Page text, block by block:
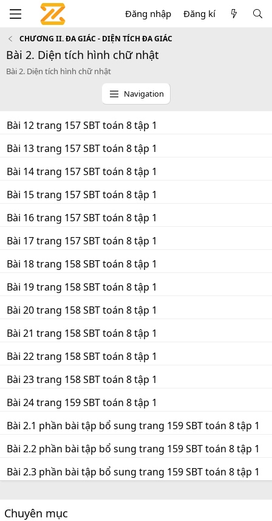
Đăng nhập Đăng kí
CHƯƠNG II. ĐA GIÁC - DIỆN TÍCH ĐA GIÁC
Bài 2. Diện tích hình chữ nhật
Bài 2. Diện tích hình chữ nhật
Navigation
Bài 12 trang 157 SBT toán 8 tập 1
Bài 13 trang 157 SBT toán 8 tập 1
Bài 14 trang 157 SBT toán 8 tập 1
Bài 15 trang 157 SBT toán 8 tập 1
Bài 16 trang 157 SBT toán 8 tập 1
Bài 17 trang 157 SBT toán 8 tập 1
Bài 18 trang 158 SBT toán 8 tập 1
Bài 19 trang 158 SBT toán 8 tập 1
Bài 20 trang 158 SBT toán 8 tập 1
Bài 21 trang 158 SBT toán 8 tập 1
Bài 22 trang 158 SBT toán 8 tập 1
Bài 23 trang 158 SBT toán 8 tập 1
Bài 24 trang 159 SBT toán 8 tập 1
Bài 2.1 phần bài tập bổ sung trang 159 SBT toán 8 tập 1
Bài 2.2 phần bài tập bổ sung trang 159 SBT toán 8 tập 1
Bài 2.3 phần bài tập bổ sung trang 159 SBT toán 8 tập 1
Chuyên mục